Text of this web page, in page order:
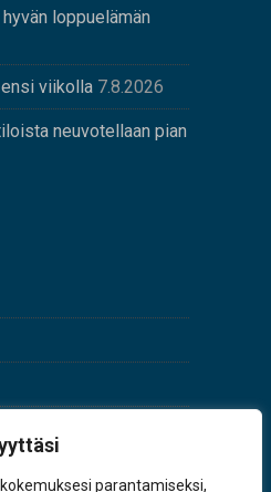
parantamiseksi,
loppuelämän
ensi viikolla 7.8.2026
neuvotellaan pian